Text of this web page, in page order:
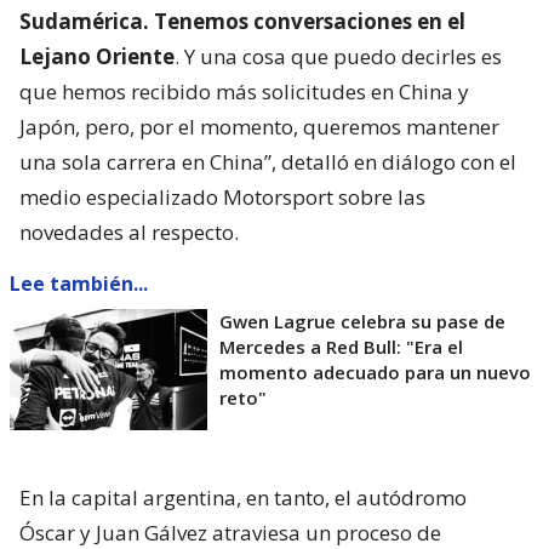
Sudamérica. Tenemos conversaciones en el
Lejano Oriente. Y una cosa que puedo decirles es
que hemos recibido más solicitudes en China y
Japón, pero, por el momento, queremos mantener
una sola carrera en China”, detalló en diálogo con el
medio especializado Motorsport sobre las
novedades al respecto.
Lee también...
Gwen Lagrue celebra su pase de
Mercedes a Red Bull: "Era el
momento adecuado para un nuevo
reto"
En la capital argentina, en tanto, el autódromo
Óscar y Juan Gálvez atraviesa un proceso de